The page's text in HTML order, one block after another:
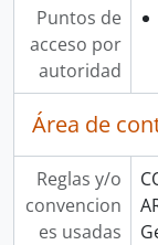
Puntos de
acceso por
autoridad
Área de
Reglas y/o
convencion
es usadas